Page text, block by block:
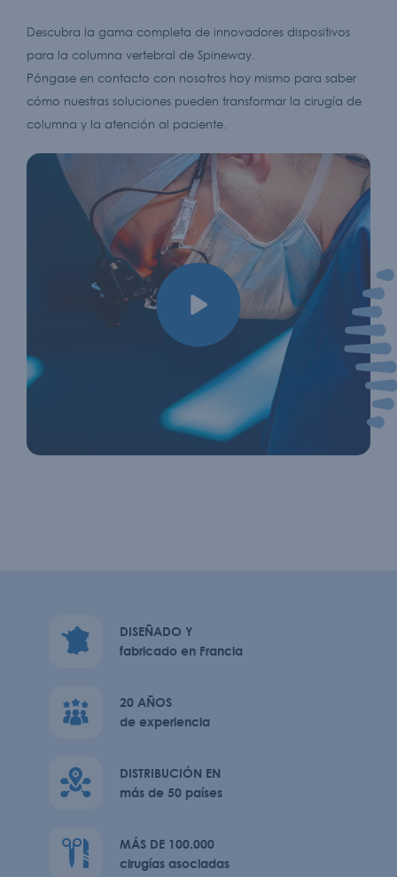
Descubra la gama completa de innovadores dispositivos
para la columna vertebral de Spineway.
Póngase en contacto con nosotros hoy mismo para saber
cómo nuestras soluciones pueden transformar la cirugía de
columna y la atención al paciente.
DISEÑADO Y
fabricado en Francia
20 AÑOS
de experiencia
DISTRIBUCIÓN EN
más de 50 países
MÁS DE 100.000
cirugías asociadas